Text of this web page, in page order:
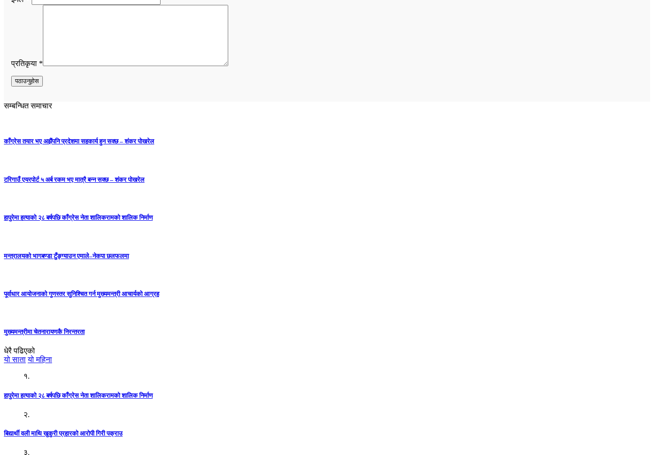
प्रतिकृया *
सम्बन्धित समाचार
काँग्रेस तयार भए अझैंपनि प्रदेशमा सहकार्य हुन सक्छ – शंकर पोखरेल
टरिगाउँ एयरपोर्ट ५ अर्ब रकम भए मात्रै बन्न सक्छ – शंकर पोखरेल
हापुरेमा हत्याको २८ बर्षपछि काँग्रेस नेता शालिकरामको शालिक निर्माण
मन्त्रालयको भागबण्डा टुँङ्ग्याउन एमाले–नेकपा छलफलमा
पूर्वाधार आयोजनाको गुणस्तर सुनिश्चित गर्न मुख्यमन्त्री आचार्यको आग्रह
मुख्यमन्त्रीमा चेतनारायणकै निरन्तरता
धेरै पढिएको
यो साता यो महिना
१.
हापुरेमा हत्याको २८ बर्षपछि काँग्रेस नेता शालिकरामको शालिक निर्माण
२.
बिद्यार्थी वली माथि खुकुरी प्रहारको आरोपी गिरी पक्राउ
३.